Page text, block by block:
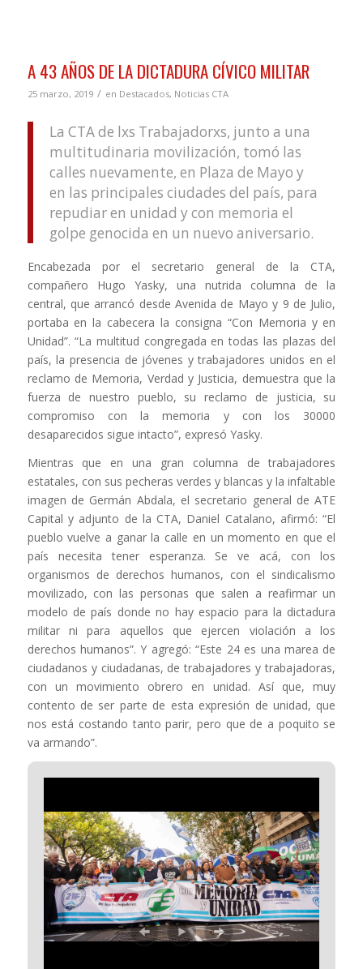
A 43 AÑOS DE LA DICTADURA CÍVICO MILITAR
25 marzo, 2019 / en Destacados, Noticias CTA
La CTA de lxs Trabajadorxs, junto a una
multitudinaria movilización, tomó las
calles nuevamente, en Plaza de Mayo y
en las principales ciudades del país, para
repudiar en unidad y con memoria el
golpe genocida en un nuevo aniversario.
Encabezada por el secretario general de la CTA,
compañero Hugo Yasky, una nutrida columna de la
central, que arrancó desde Avenida de Mayo y 9 de Julio,
portaba en la cabecera la consigna “Con Memoria y en
Unidad”. “La multitud congregada en todas las plazas del
país, la presencia de jóvenes y trabajadores unidos en el
reclamo de Memoria, Verdad y Justicia, demuestra que la
fuerza de nuestro pueblo, su reclamo de justicia, su
compromiso con la memoria y con los 30000
desaparecidos sigue intacto”, expresó Yasky.
Mientras que en una gran columna de trabajadores
estatales, con sus pecheras verdes y blancas y la infaltable
imagen de Germán Abdala, el secretario general de ATE
Capital y adjunto de la CTA, Daniel Catalano, afirmó: “El
pueblo vuelve a ganar la calle en un momento en que el
país necesita tener esperanza. Se ve acá, con los
organismos de derechos humanos, con el sindicalismo
movilizado, con las personas que salen a reafirmar un
modelo de país donde no hay espacio para la dictadura
militar ni para aquellos que ejercen violación a los
derechos humanos”. Y agregó: “Este 24 es una marea de
ciudadanos y ciudadanas, de trabajadores y trabajadoras,
con un movimiento obrero en unidad. Así que, muy
contento de ser parte de esta expresión de unidad, que
nos está costando tanto parir, pero que de a poquito se
va armando”.